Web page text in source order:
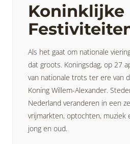
Koninklijke
Als het gaat om nationale
dat groots. Koningsdag, op 27
van nationale trots ter ere van
Koning Willem-Alexander.
Nederland veranderen in een
vrijmarkten, optochten, muziek
jong en oud.